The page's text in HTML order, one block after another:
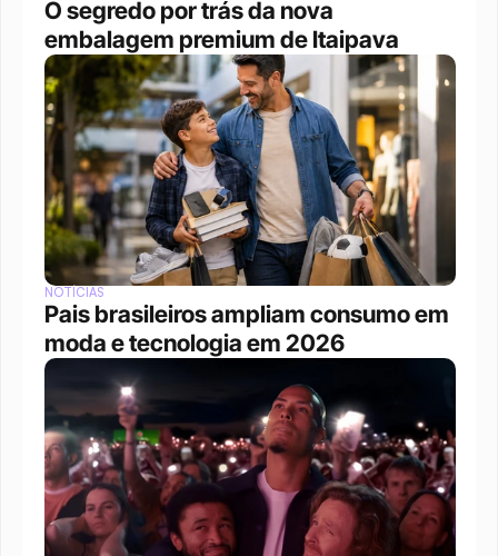
O segredo por trás da nova
embalagem premium de Itaipava
NOTÍCIAS
Pais brasileiros ampliam consumo em
moda e tecnologia em 2026